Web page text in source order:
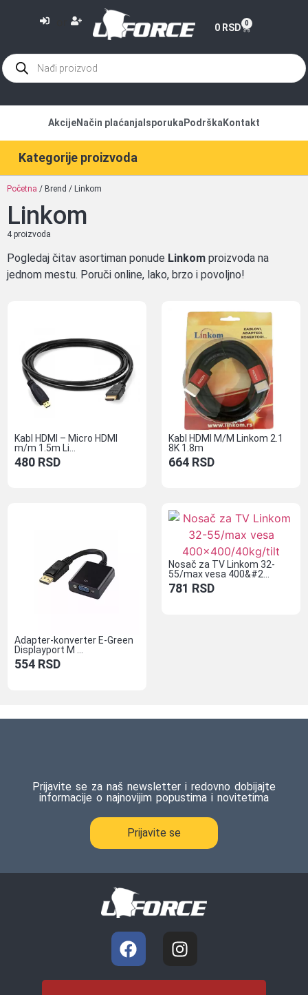
0 RSD 0
Kategorije proizvoda
AkcijeNačin plaćanja Isporuka Podrška Kontakt
Početna / Brend / Linkom
Linkom
4 proizvoda
Pogledaj čitav asortiman ponude Linkom proizvoda na
jednom mestu. Poruči online, lako, brzo i povoljno!
Kabl HDMI – Micro HDMI
m/m 1.5m Li...
480 RSD
Kabl HDMI M/M Linkom 2.1
8K 1.8m
664 RSD
Adapter-konverter E-Green
Displayport M ...
554 RSD
Nosač za TV Linkom 32-
55/max vesa 400&#2...
781 RSD
Prijavite se za naš newsletter i redovno dobijajte
informacije o najnovijim popustima i novitetima
Prijavite se